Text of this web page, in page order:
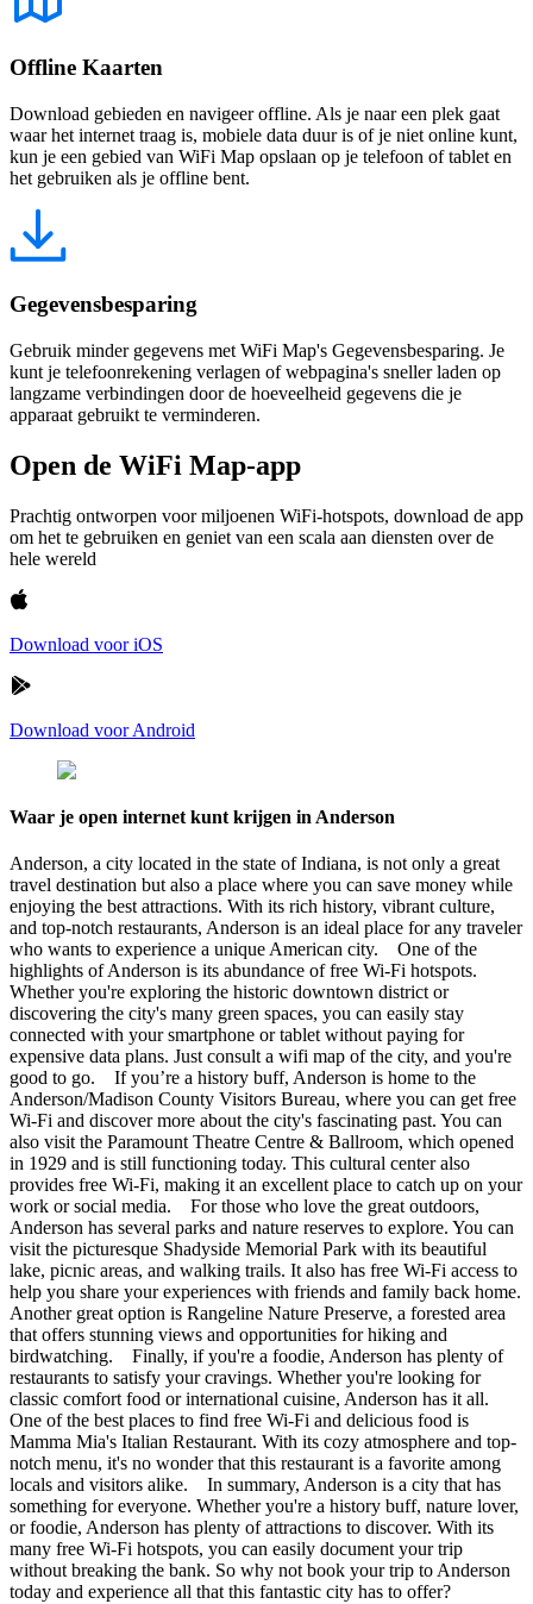
Offline Kaarten
Download gebieden en navigeer offline. Als je naar een plek gaat
waar het internet traag is, mobiele data duur is of je niet online kunt,
kun je een gebied van WiFi Map opslaan op je telefoon of tablet en
het gebruiken als je offline bent.
Gegevensbesparing
Gebruik minder gegevens met WiFi Map's Gegevensbesparing. Je
kunt je telefoonrekening verlagen of webpagina's sneller laden op
langzame verbindingen door de hoeveelheid gegevens die je
apparaat gebruikt te verminderen.
Open de WiFi Map-app
Prachtig ontworpen voor miljoenen WiFi-hotspots, download de app
om het te gebruiken en geniet van een scala aan diensten over de
hele wereld
Download voor iOS
Download voor Android
Waar je open internet kunt krijgen in Anderson
Anderson, a city located in the state of Indiana, is not only a great
travel destination but also a place where you can save money while
enjoying the best attractions. With its rich history, vibrant culture,
and top-notch restaurants, Anderson is an ideal place for any traveler
who wants to experience a unique American city. One of the
highlights of Anderson is its abundance of free Wi-Fi hotspots.
Whether you're exploring the historic downtown district or
discovering the city's many green spaces, you can easily stay
connected with your smartphone or tablet without paying for
expensive data plans. Just consult a wifi map of the city, and you're
good to go. If you’re a history buff, Anderson is home to the
Anderson/Madison County Visitors Bureau, where you can get free
Wi-Fi and discover more about the city's fascinating past. You can
also visit the Paramount Theatre Centre & Ballroom, which opened
in 1929 and is still functioning today. This cultural center also
provides free Wi-Fi, making it an excellent place to catch up on your
work or social media. For those who love the great outdoors,
Anderson has several parks and nature reserves to explore. You can
visit the picturesque Shadyside Memorial Park with its beautiful
lake, picnic areas, and walking trails. It also has free Wi-Fi access to
help you share your experiences with friends and family back home.
Another great option is Rangeline Nature Preserve, a forested area
that offers stunning views and opportunities for hiking and
birdwatching. Finally, if you're a foodie, Anderson has plenty of
restaurants to satisfy your cravings. Whether you're looking for
classic comfort food or international cuisine, Anderson has it all.
One of the best places to find free Wi-Fi and delicious food is
Mamma Mia's Italian Restaurant. With its cozy atmosphere and top-
notch menu, it's no wonder that this restaurant is a favorite among
locals and visitors alike. In summary, Anderson is a city that has
something for everyone. Whether you're a history buff, nature lover,
or foodie, Anderson has plenty of attractions to discover. With its
many free Wi-Fi hotspots, you can easily document your trip
without breaking the bank. So why not book your trip to Anderson
today and experience all that this fantastic city has to offer?